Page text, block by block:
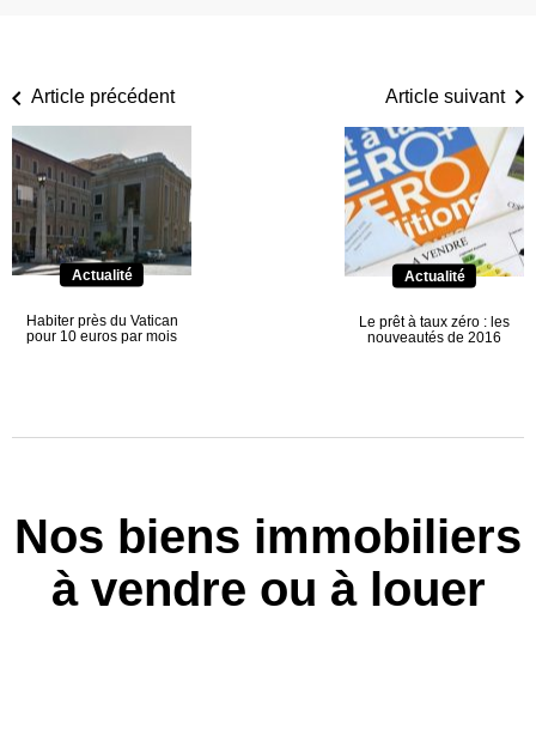
Article précédent
Actualité
Habiter près du Vatican
pour 10 euros par mois
Article suivant
Actualité
Le prêt à taux zéro : les
nouveautés de 2016
Nos biens immobiliers
à vendre ou à louer